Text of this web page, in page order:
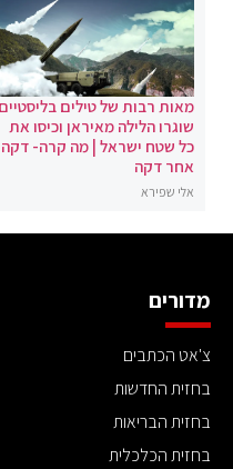
מאות רבות של טילים בליסטיים
שוגרו הלילה מאיראן וכיסו את
כל שטח ישראל | מה קרה- דקה
אחר דקה
אלי שפירא
מדורים
צ'אט הכתבים
בחזית החדשות
בחזית הבריאות
בחזית הכלכלית